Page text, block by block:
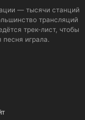
— тысячи станций
трансляций
трек-лист, чтобы
песня играла.